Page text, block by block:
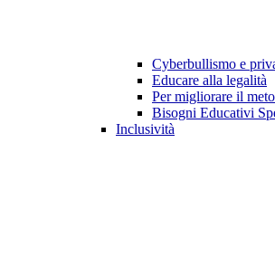
Cyberbullismo e
Educare alla legalità
Per migliorare il
Bisogni Educativi
Inclusività